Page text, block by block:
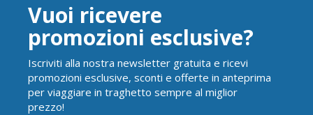
Vuoi ricevere
promozioni esclusive?
Iscriviti alla nostra newsletter gratuita e ricevi
promozioni esclusive, sconti e offerte in anteprima
per viaggiare in traghetto sempre al miglior
prezzo!